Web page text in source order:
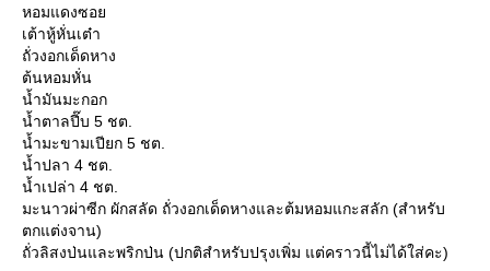
หอมแดงซอ
เต้าหู้หั่นเต๋า
ถั่วงอกเด็ดหาง
ต้นหอมหั่น
น้ำมันมะกอก
น้ำตาลปี๊บ 5 ชต.
น้ำมะขามเปียก 5 ชต.
น้ำปลา 4 ชต.
น้ำเปล่า 4 ชต.
มะนาวผ่าซีก ผักสลัด ถั่วงอกเด็ดหางและต้มหอมแกะสลัก (สำหรับ
ตกแต่งจาน)
ถั่วลิสงป่นและพริกป่น (ปกติสำหรับปรุงเพิ่ม แต่คราวนี้ไม่ได้ใส่คะ)